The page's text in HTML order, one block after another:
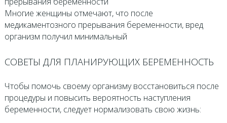
Многие женщины отмечают, что после
медикаментозного прерывания беременности, вред
организм получил минимальный
СОВЕТЫ ДЛЯ ПЛАНИРУЮЩИХ БЕРЕМЕННОСТЬ
Чтобы помочь своему организму восстановиться после
процедуры и повысить вероятность наступления
беременности, следует нормализовать свою жизнь: